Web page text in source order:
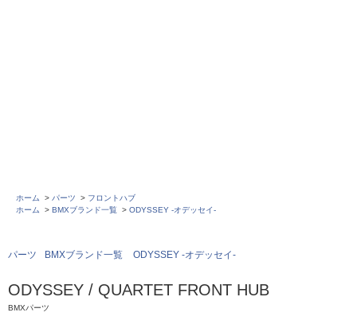
ホーム > パーツ > フロントハブ
ホーム
> BMXブランド一覧 > ODYSSEY -オデッセイ-
パーツ BMXブランド一覧 ODYSSEY -オデッセイ-
ODYSSEY / QUARTET FRONT HUB
BMXパーツ